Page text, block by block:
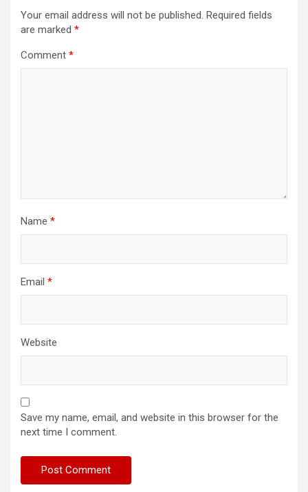
Your email address will not be published. Required fields
are marked *
Comment *
Name *
Email *
Website
Save my name, email, and website in this browser for the
next time I comment.